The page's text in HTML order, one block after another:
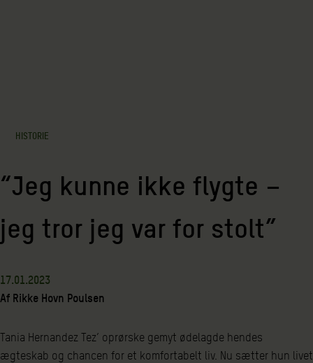
HISTORIE
“Jeg kunne ikke flygte –
jeg tror jeg var for stolt”
17.01.2023
Af Rikke Hovn Poulsen
Tania Hernandez Tez’ oprørske gemyt ødelagde hendes
ægteskab og chancen for et komfortabelt liv. Nu sætter hun livet